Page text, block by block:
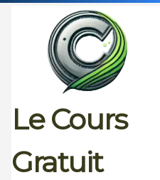
Le Cours
Gratuit